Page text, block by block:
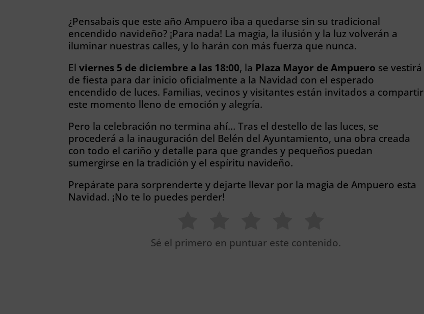
¿Pensabais que este año Ampuero iba a quedarse sin su tradicional
encendido navideño? ¡Para nada! La magia, la ilusión y la luz volverán a
iluminar nuestras calles, y lo harán con más fuerza que nunca.
Elviernes 5 de diciembre a las 18:00, la Plaza Mayor de Ampuero se vestirá
de fiesta para dar inicio oficialmente a la Navidad con el esperado
encendido de luces. Familias, vecinos y visitantes están invitados a compartir
este momento lleno de emoción y alegría.
Pero la celebración no termina ahí… Tras el destello de las luces, se
procederá a la inauguración del Belén del Ayuntamiento, una obra creada
con todo el cariño y detalle para que grandes y pequeños puedan
sumergirse en la tradición y el espíritu navideño.
Prepárate para sorprenderte y dejarte llevar por la magia de Ampuero esta
Navidad. ¡No te lo puedes perder!
Sé el primero en puntuar este contenido.